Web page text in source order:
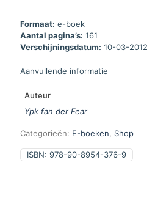
Formaat: e-boek
Aantal pagina’s: 161
Verschijningsdatum: 10-03-2012
Aanvullende informatie
Auteur
Ypk fan der Fear
Categorieën: E-boeken Shop
ISBN: 978-90-8954-376-9